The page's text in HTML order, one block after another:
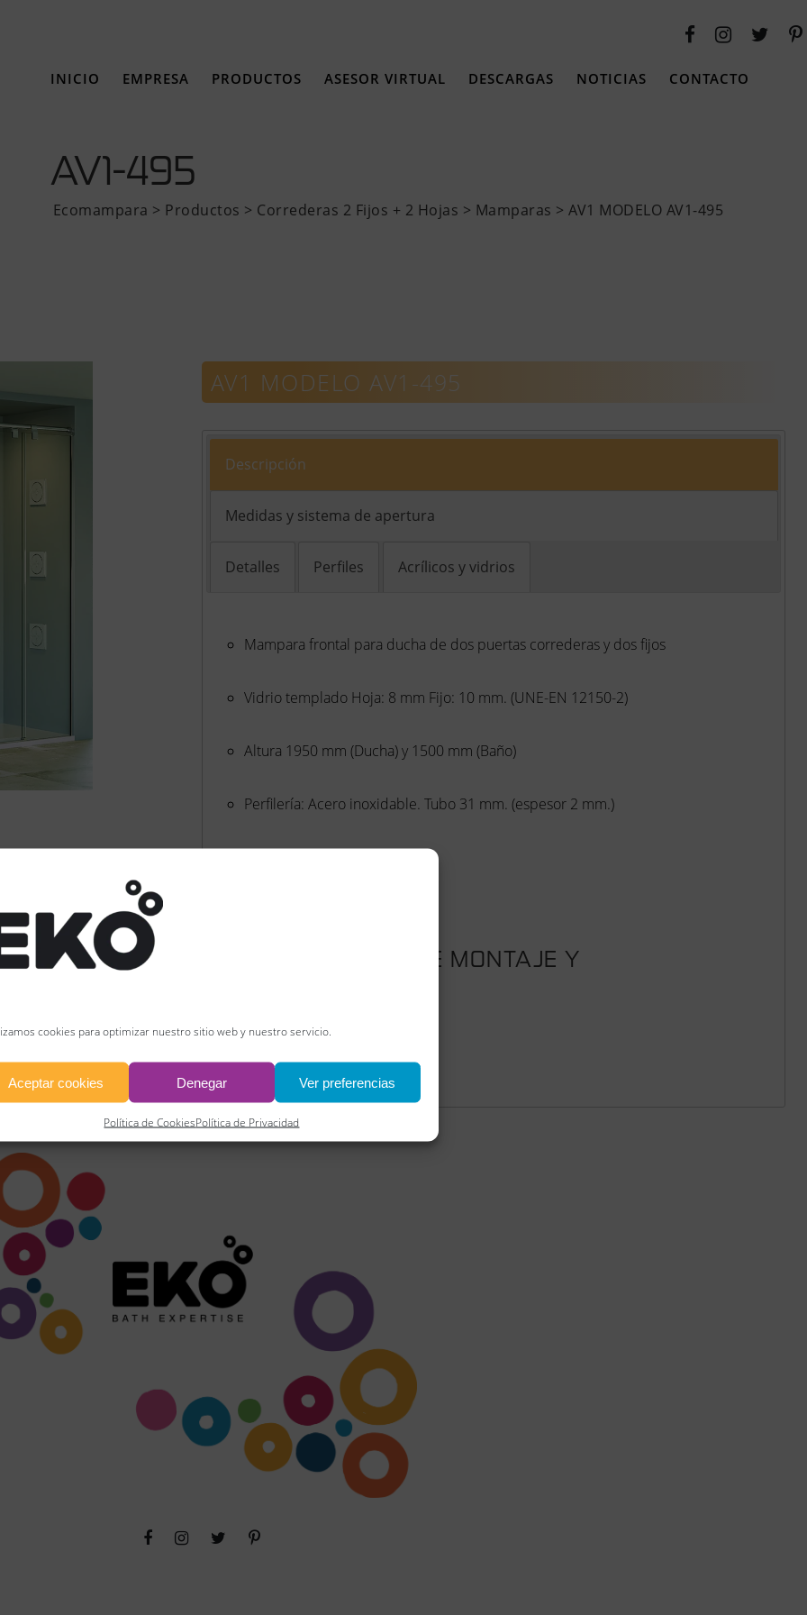
cookies para optimizar nuestro sitio web y nuestro servicio.
Aceptar cookies Denegar Ver preferencias
Política de CookiesPolítica de Privacidad
INICIO EMPRESA PRODUCTOS ASESOR VIRTUAL DESCARGAS NOTICIAS CONTACTO
AV1-495
Ecomampara > Productos > Correderas 2 Fijos + 2 Hojas > Mamparas > AV1 MODELO AV1-495
AV1 MODELO AV1-495
Descripción
Medidas y sistema de apertura
Detalles Perfiles Acrílicos y vidrios
Mampara frontal para ducha de dos puertas correderas y dos fijos
Vidrio templado Hoja: 8 mm Fijo: 10 mm. (UNE-EN 12150-2)
Altura 1950 mm (Ducha) y 1500 mm (Baño)
Perfilería: Acero inoxidable. Tubo 31 mm. (espesor 2 mm.)
INSTRUCCIONES DE MONTAJE Y
FICHA TÉCNICA
Descargar Ficha Técnica